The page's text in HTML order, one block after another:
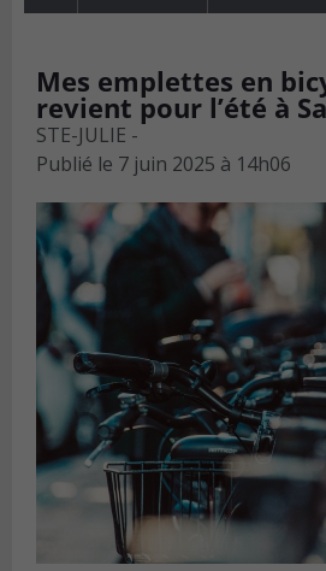
Mes emplettes en
revient pour l’été à
STE-JULIE -
Publié le 7 juin 2025 à 14h06